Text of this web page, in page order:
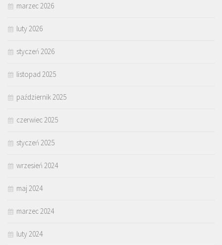
marzec 2026
luty 2026
styczeń 2026
listopad 2025
październik 2025
czerwiec 2025
styczeń 2025
wrzesień 2024
maj 2024
marzec 2024
luty 2024